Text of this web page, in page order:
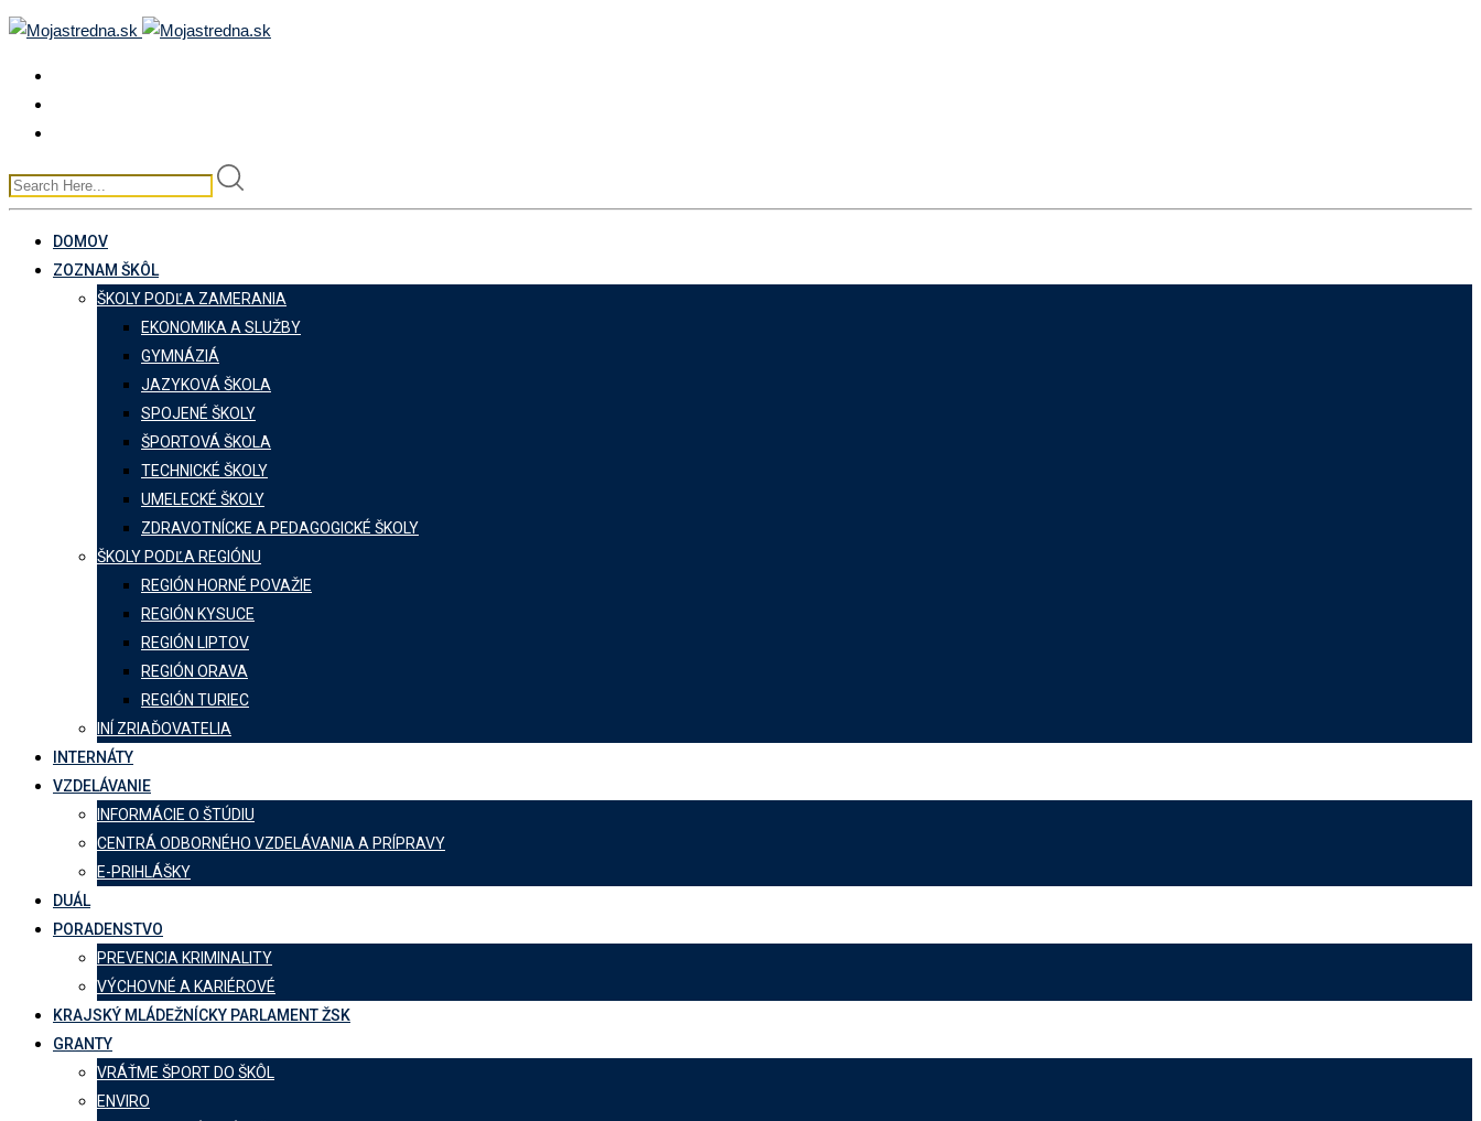
Skip
DOMOV
ZOZNAM ŠKÔL
ŠKOLY PODĽA ZAMERANIA
EKONOMIKA A SLUŽBY
GYMNÁZIÁ
JAZYKOVÁ ŠKOLA
SPOJENÉ ŠKOLY
ŠPORTOVÁ ŠKOLA
TECHNICKÉ ŠKOLY
UMELECKÉ ŠKOLY
ZDRAVOTNÍCKE A PEDAGOGICKÉ ŠKOLY
ŠKOLY PODĽA REGIÓNU
REGIÓN HORNÉ POVAŽIE
REGIÓN KYSUCE
REGIÓN LIPTOV
REGIÓN ORAVA
REGIÓN TURIEC
INÍ ZRIAĎOVATELIA
INTERNÁTY
VZDELÁVANIE
INFORMÁCIE O ŠTÚDIU
CENTRÁ ODBORNÉHO VZDELÁVANIA A PRÍPRAVY
E-PRIHLÁŠKY
DUÁL
PORADENSTVO
PREVENCIA KRIMINALITY
VÝCHOVNÉ A KARIÉROVÉ
KRAJSKÝ MLÁDEŽNÍCKY PARLAMENT ŽSK
GRANTY
VRÁŤME ŠPORT DO ŠKÔL
ENVIRO